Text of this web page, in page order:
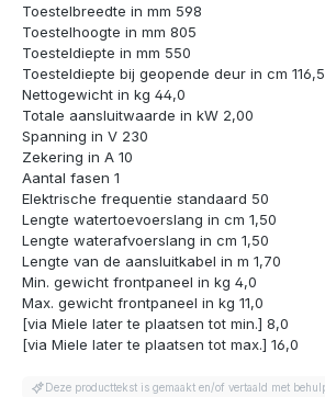
Toestelbreedte in mm 598
Toestelhoogte in mm 805
Toesteldiepte in mm 550
Toesteldiepte bij geopende deur in cm 116,5
Nettogewicht in kg 44,0
Totale aansluitwaarde in kW 2,00
Spanning in V 230
Zekering in A 10
Aantal fasen 1
Elektrische frequentie standaard 50
Lengte watertoevoerslang in cm 1,50
Lengte waterafvoerslang in cm 1,50
Lengte van de aansluitkabel in m 1,70
Min. gewicht frontpaneel in kg 4,0
Max. gewicht frontpaneel in kg 11,0
[via Miele later te plaatsen tot min.] 8,0
[via Miele later te plaatsen tot max.] 16,0
Deze producttekst is gemaakt en/of vertaald met